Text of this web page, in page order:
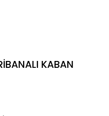
KABAN